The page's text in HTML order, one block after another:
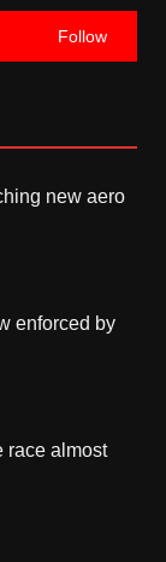
Follow
new aero
enforced by
race almost